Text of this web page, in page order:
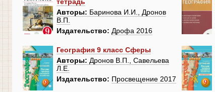
тетрадь
Авторы: Баринова И.И., Дронов
В.П.
Издательство: Дрофа 2016
География 9 класс Сферы
Авторы: Дронов В.П., Савельева
Л.Е.
Издательство: Просвещение 2017